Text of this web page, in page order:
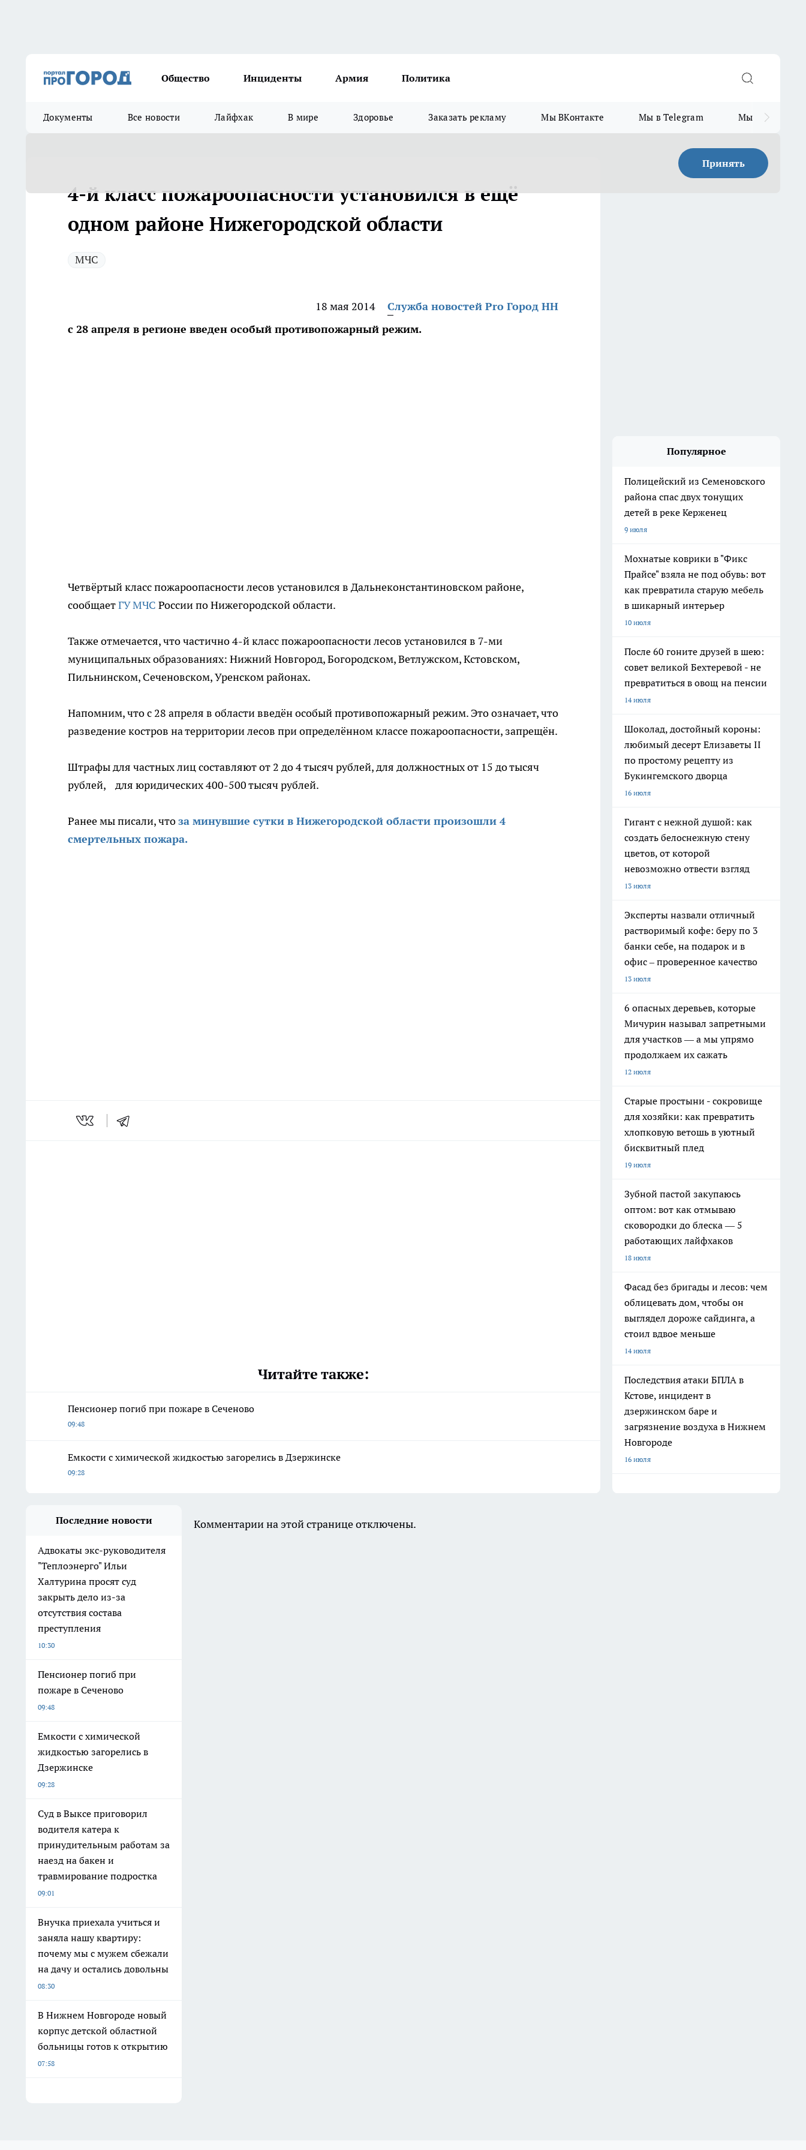
Общество Инциденты Армия Политика
Документы Все новости Лайфхак В мире Здоровье Заказать рекламу Мы ВКонтакте Мы в Telegram Мы в MAX
Принять
4-й класс пожароопасности установился в ещё
одном районе Нижегородской области
МЧС
18 мая 2014
Служба новостей Pro Город НН
с 28 апреля в регионе введен особый противопожарный режим.
Четвёртый класс пожароопасности лесов установился в Дальнеконстантиновском районе,
сообщаетГУ МЧС России по Нижегородской области.
Также отмечается, что частично 4-й класс пожароопасности лесов установился в 7-ми
муниципальных образованиях: Нижний Новгород, Богородском, Ветлужском, Кстовском,
Пильнинском, Сеченовском, Уренском районах.
Напомним, что с 28 апреля в области введён особый противопожарный режим. Это означает, что
разведение костров на территории лесов при определённом классе пожароопасности, запрещён.
Штрафы для частных лиц составляют от 2 до 4 тысяч рублей, для должностных от 15 до тысяч
рублей, для юридических 400-500 тысяч рублей.
Ранее мы писали, чтоза минувшие сутки в Нижегородской области произошли 4
смертельных пожара.
Читайте также:
Пенсионер погиб при пожаре в Сеченово
09:48
Емкости с химической жидкостью загорелись в Дзержинске
09:28
Популярное
Полицейский из Семеновского
района спас двух тонущих
детей в реке Керженец
9 июля
Мохнатые коврики в "Фикс
Прайсе" взяла не под обувь: вот
как превратила старую мебель
в шикарный интерьер
10 июля
После 60 гоните друзей в шею:
совет великой Бехтеревой - не
превратиться в овощ на пенсии
14 июля
Шоколад, достойный короны:
любимый десерт Елизаветы II
по простому рецепту из
Букингемского дворца
16 июля
Гигант с нежной душой: как
создать белоснежную стену
цветов, от которой
невозможно отвести взгляд
13 июля
Эксперты назвали отличный
растворимый кофе: беру по 3
банки себе, на подарок и в
офис – проверенное качество
13 июля
6 опасных деревьев, которые
Мичурин называл запретными
для участков — а мы упрямо
продолжаем их сажать
12 июля
Старые простыни - сокровище
для хозяйки: как превратить
хлопковую ветошь в уютный
бисквитный плед
19 июля
Зубной пастой закупаюсь
оптом: вот как отмываю
сковородки до блеска — 5
работающих лайфхаков
18 июля
Фасад без бригады и лесов: чем
облицевать дом, чтобы он
выглядел дороже сайдинга, а
стоил вдвое меньше
14 июля
Последствия атаки БПЛА в
Кстове, инцидент в
дзержинском баре и
загрязнение воздуха в Нижнем
Новгороде
16 июля
Последние новости
Адвокаты экс-руководителя
"Теплоэнерго" Ильи
Халтурина просят суд
закрыть дело из-за
отсутствия состава
преступления
10:30
Пенсионер погиб при
пожаре в Сеченово
09:48
Емкости с химической
жидкостью загорелись в
Дзержинске
09:28
Суд в Выксе приговорил
водителя катера к
принудительным работам за
наезд на бакен и
травмирование подростка
09:01
Внучка приехала учиться и
заняла нашу квартиру:
почему мы с мужем сбежали
на дачу и остались довольны
08:30
В Нижнем Новгороде новый
корпус детской областной
больницы готов к открытию
07:58
Комментарии на этой странице отключены.